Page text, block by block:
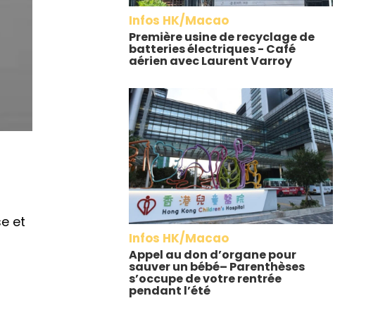
et
Infos HK/Macao
Première usine de recyclage de
batteries électriques - Café
aérien avec Laurent Varroy
Infos HK/Macao
Appel au don d’organe pour
sauver un bébé– Parenthèses
s’occupe de votre rentrée
pendant l’été